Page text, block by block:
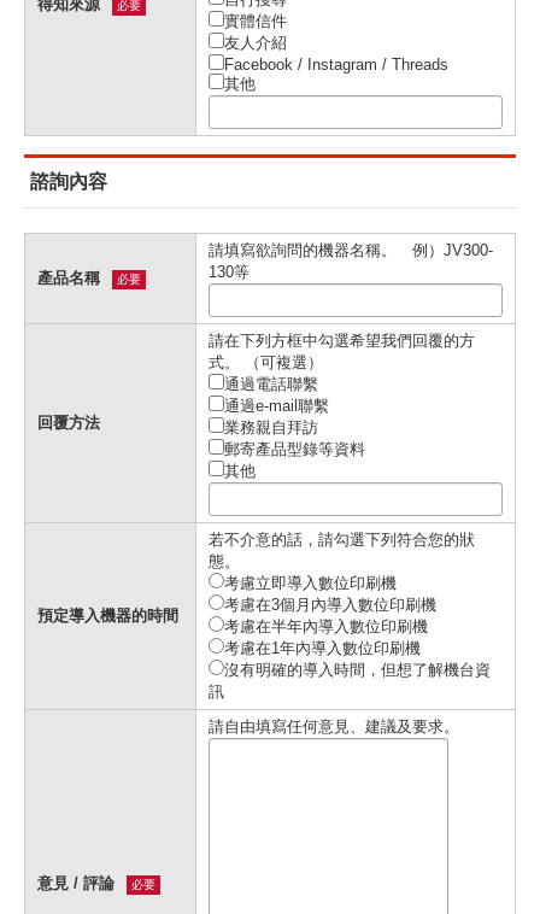
得知來源 必要
實體信件
友⼈介紹
Facebook / Instagram / Threads
其他
諮詢內容
產品名稱 必要
請填寫欲詢問的機器名稱。 例）JV300-
130等
回覆方法
請在下列方框中勾選希望我們回覆的方
式。 （可複選）
通過電話聯繫
通過e-mail聯繫
業務親自拜訪
郵寄產品型錄等資料
其他
預定導入機器的時間
若不介意的話，請勾選下列符合您的狀
態。
考慮立即導入數位印刷機
考慮在3個月內導入數位印刷機
考慮在半年內導入數位印刷機
考慮在1年內導入數位印刷機
沒有明確的導入時間，但想了解機台資
訊
意見 / 評論 必要
請自由填寫任何意見、建議及要求。